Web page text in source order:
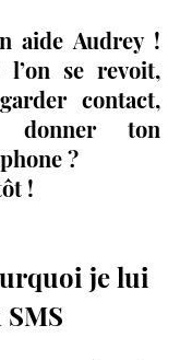
aide Audrey !
l’on se revoit,
contact,
donner ton
?
!
je lui